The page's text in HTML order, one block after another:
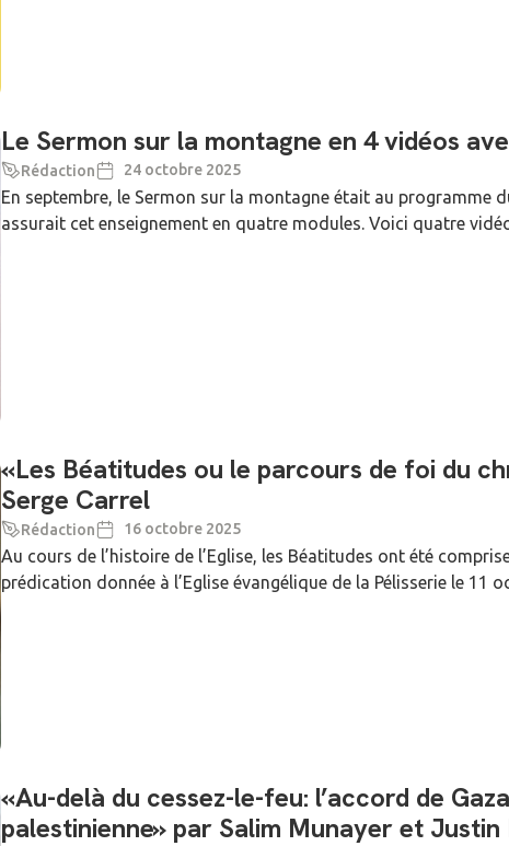
Le Sermon sur la montagne en 4 vidéos
Rédaction 24 octobre 2025
En septembre, le Sermon sur la montagne était au programme
assurait cet enseignement en quatre modules. Voici quatre
«Les Béatitudes ou le parcours de foi du
Serge Carrel
Rédaction 16 octobre 2025
Au cours de l’histoire de l’Eglise, les Béatitudes ont été
prédication donnée à l’Eglise évangélique de la Pélisserie le 11
«Au-delà du cessez-le-feu: l’accord de
palestinienne» par Salim Munayer et